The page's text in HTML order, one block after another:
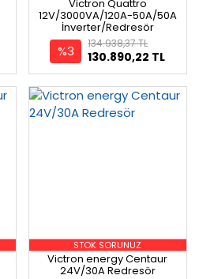
Victron Quattro
12V/3000VA/120A-50A/50A
İnverter/Redresör
%3 130.890,22 TL
134.938,37 TL
STOK SORUNUZ
Victron energy Centaur
24V/30A Redresör